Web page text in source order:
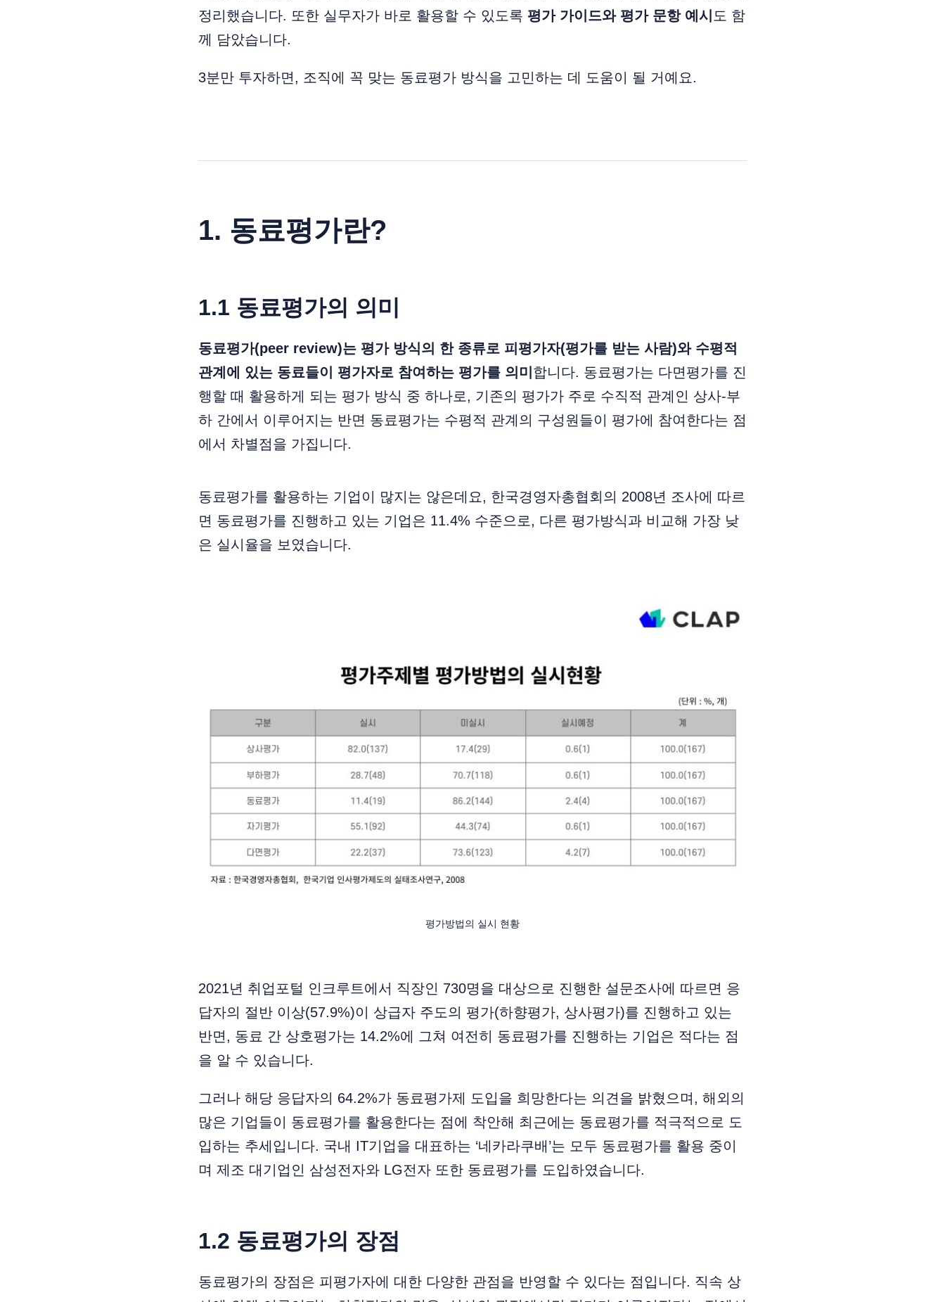
정리했습니다. 또한 실무자가 바로 활용할 수 있도록 평가 가이드와 평가 문항 예시 도 함
께 담았습니다.
3분만 투자하면, 조직에 꼭 맞는 동료평가 방식을 고민하는 데 도움이 될 거예요.
1. 동료평가란?
1.1 동료평가의 의미
동료평가(peer review)는 평가 방식의 한 종류로 피평가자(평가를 받는 사람)와 수평적
관계에 있는 동료들이 평가자로 참여하는 평가를 의미 합니다. 동료평가는 다면평가를 진
행할 때 활용하게 되는 평가 방식 중 하나로, 기존의 평가가 주로 수직적 관계인 상사-부
하 간에서 이루어지는 반면 동료평가는 수평적 관계의 구성원들이 평가에 참여한다는 점
에서 차별점을 가집니다.
동료평가를 활용하는 기업이 많지는 않은데요, 한국경영자총협회의 2008년 조사에 따르
면 동료평가를 진행하고 있는 기업은 11.4% 수준으로, 다른 평가방식과 비교해 가장 낮
은 실시율을 보였습니다.
평가방법의 실시 현황
2021년 취업포털 인크루트에서 직장인 730명을 대상으로 진행한 설문조사에 따르면 응
답자의 절반 이상(57.9%)이 상급자 주도의 평가(하향평가, 상사평가)를 진행하고 있는
반면, 동료 간 상호평가는 14.2%에 그쳐 여전히 동료평가를 진행하는 기업은 적다는 점
을 알 수 있습니다.
그러나 해당 응답자의 64.2%가 동료평가제 도입을 희망한다는 의견을 밝혔으며, 해외의
많은 기업들이 동료평가를 활용한다는 점에 착안해 최근에는 동료평가를 적극적으로 도
입하는 추세입니다. 국내 IT기업을 대표하는 ‘네카라쿠배’는 모두 동료평가를 활용 중이
며 제조 대기업인 삼성전자와 LG전자 또한 동료평가를 도입하였습니다.
1.2 동료평가의 장점
동료평가의 장점은 피평가자에 대한 다양한 관점을 반영할 수 있다는 점입니다. 직속 상